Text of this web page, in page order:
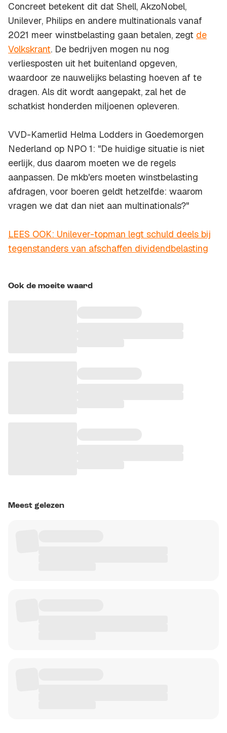
Concreet betekent dit dat Shell, AkzoNobel,
Unilever, Philips en andere multinationals vanaf
2021 meer winstbelasting gaan betalen, zegt de
Volkskrant. De bedrijven mogen nu nog
verliesposten uit het buitenland opgeven,
waardoor ze nauwelijks belasting hoeven af te
dragen. Als dit wordt aangepakt, zal het de
schatkist honderden miljoenen opleveren.
VVD-Kamerlid Helma Lodders in Goedemorgen
Nederland op NPO 1: "De huidige situatie is niet
eerlijk, dus daarom moeten we de regels
aanpassen. De mkb'ers moeten winstbelasting
afdragen, voor boeren geldt hetzelfde: waarom
vragen we dat dan niet aan multinationals?"
LEES OOK: Unilever-topman legt schuld deels bij
tegenstanders van afschaffen dividendbelasting
Ook de moeite waard
Meest gelezen